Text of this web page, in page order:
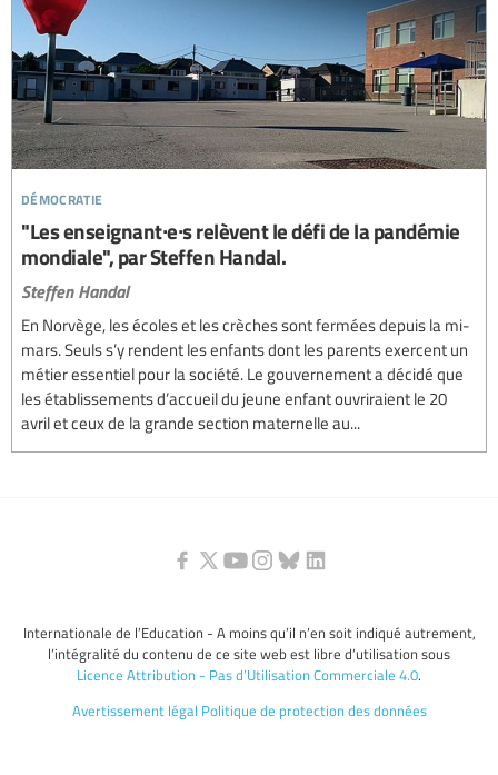
démocratie
"Les enseignant∙e∙s relèvent le défi de la pandémie
mondiale", par Steffen Handal.
Steffen Handal
En Norvège, les écoles et les crèches sont fermées depuis la mi-
mars. Seuls s’y rendent les enfants dont les parents exercent un
métier essentiel pour la société. Le gouvernement a décidé que
les établissements d’accueil du jeune enfant ouvriraient le 20
avril et ceux de la grande section maternelle au...
Internationale de l’Education - A moins qu’il n’en soit indiqué autrement,
l’intégralité du contenu de ce site web est libre d’utilisation sous
Licence Attribution - Pas d’Utilisation Commerciale 4.0.
Avertissement légal Politique de protection des données